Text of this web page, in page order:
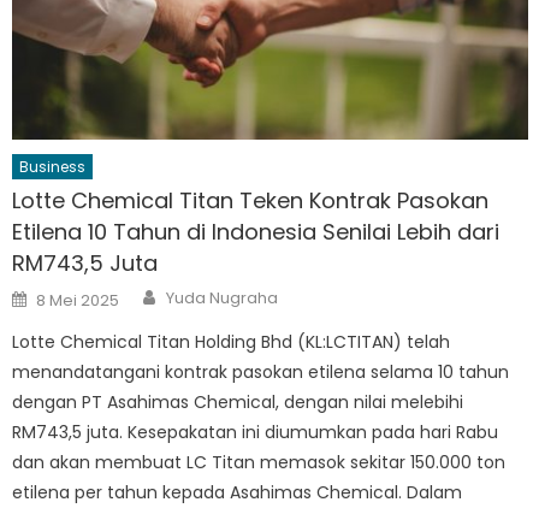
Business
Lotte Chemical Titan Teken Kontrak Pasokan
Etilena 10 Tahun di Indonesia Senilai Lebih dari
RM743,5 Juta
Posted
on
8 Mei 2025 Author
Yuda Nugraha
Lotte Chemical Titan Holding Bhd (KL:LCTITAN) telah
menandatangani kontrak pasokan etilena selama 10 tahun
dengan PT Asahimas Chemical, dengan nilai melebihi
RM743,5 juta. Kesepakatan ini diumumkan pada hari Rabu
dan akan membuat LC Titan memasok sekitar 150.000 ton
etilena per tahun kepada Asahimas Chemical. Dalam